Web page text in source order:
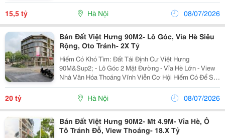
Cửa Hoặc Vào Nhà Thoải Mái. Giao Thông Kết...
15,5 tỷ Hà Nội 08/07/2026
Bán Đất Việt Hưng 90M2- Lô Góc, Vỉa Hè Siêu
Rộng, Oto Tránh- 2X Tỷ
Hiếm Có Khó Tìm: Đất Tái Định Cư Việt Hưng
90M&Sup2; - Lô Góc 2 Mặt Đường - Vỉa Hè Lớn - View
Nhà Văn Hóa Thoáng Vĩnh Viễn Cơ Hội Hiếm Có Để Sở
Hữu Mảnh Đất Tái Định Cư Có Vị Trí Đắc Địa Bậc Nhất
Trung Tâm Quận Long Biên, Đáp Ứng Trọn Vẹn Các
20 tỷ Hà Nội 08/07/2026
Bán Đất Việt Hưng 90M2- Mt 4.9M- Vỉa Hè, Ô
Tô Tránh Đỗ, View Thoáng- 18.X Tỷ